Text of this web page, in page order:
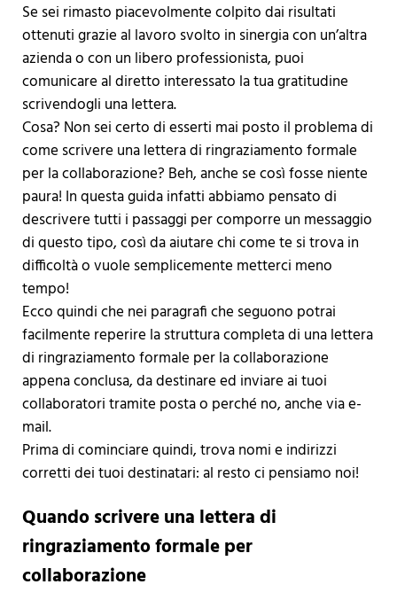
Se sei rimasto piacevolmente colpito dai risultati
ottenuti grazie al lavoro svolto in sinergia con un’altra
azienda o con un libero professionista, puoi
comunicare al diretto interessato la tua gratitudine
scrivendogli una lettera.
Cosa? Non sei certo di esserti mai posto il problema di
come scrivere una lettera di ringraziamento formale
per la collaborazione? Beh, anche se così fosse niente
paura! In questa guida infatti abbiamo pensato di
descrivere tutti i passaggi per comporre un messaggio
di questo tipo, così da aiutare chi come te si trova in
difficoltà o vuole semplicemente metterci meno
tempo!
Ecco quindi che nei paragrafi che seguono potrai
facilmente reperire la struttura completa di una lettera
di ringraziamento formale per la collaborazione
appena conclusa, da destinare ed inviare ai tuoi
collaboratori tramite posta o perché no, anche via e-
mail.
Prima di cominciare quindi, trova nomi e indirizzi
corretti dei tuoi destinatari: al resto ci pensiamo noi!
Quando scrivere una lettera di
ringraziamento formale per
collaborazione